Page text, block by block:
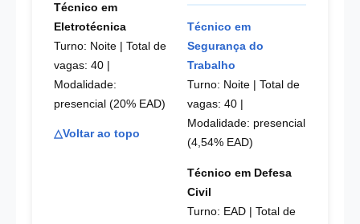
Técnico em
Eletrotécnica
Turno: Noite | Total de
vagas: 40 |
Modalidade:
presencial (20% EAD)
△Voltar ao topo
Técnico em
Segurança do
Trabalho
Turno: Noite | Total de
vagas: 40
Modalidade: presencial
(4,54% EAD)
Técnico em Defesa
Civil
Turno: EAD | Total de